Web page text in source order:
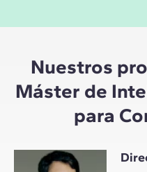
Nuestros
Máster de
para